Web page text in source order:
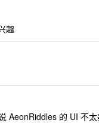
趣
AeonRiddles 的 UI 不